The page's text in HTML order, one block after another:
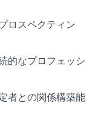
ロスペクティン
的なプロフェッシ
者との関係構築能